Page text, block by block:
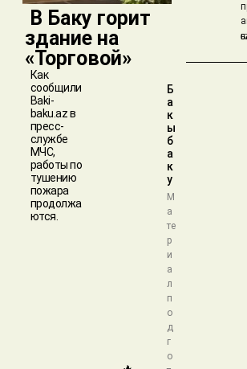
​ В Баку горит
здание на
«Торговой»
Как
сообщили
Baki-
baku.az в
пресс-
службе
МЧС,
работы по
тушению
пожара
продолжа
ются.
Б
а
к
ы
б
а
к
у
М
а
те
р
и
а
л
п
о
д
г
о